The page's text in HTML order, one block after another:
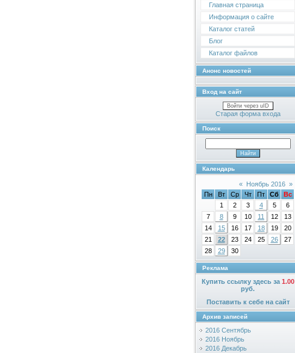
Главная страница
Информация о сайте
Каталог статей
Блог
Каталог файлов
Анонс новостей
Вход на сайт
Войти через uID
Старая форма входа
Поиск
Календарь
« Ноябрь 2016 »
Пн
Вт Ср Чт Пт Сб
Вс
1
2 3 4 5
6
7
8 9 10 11 12
13
14
15 16 17 18 19
20
21
22 23 24 25 26
27
28
29 30
Реклама
Купить ссылку здесь за 1.00
руб.
Поставить к себе на сайт
Архив записей
2016 Сентябрь
2016 Ноябрь
2016 Декабрь